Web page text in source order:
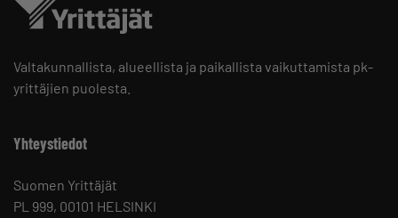
Valtakunnallista, alueellista ja paikallista vaikuttamista pk-
yrittäjien puolesta.
Yhteystiedot
Suomen Yrittäjät
PL 999, 00101 HELSINKI